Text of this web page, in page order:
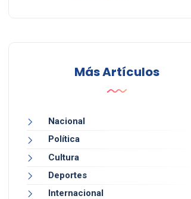
Más Artículos
Nacional
Política
Cultura
Deportes
Internacional